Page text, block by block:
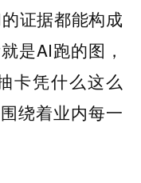
证据都能构成
是AI跑的图，
卡凭什么这么
绕着业内每一